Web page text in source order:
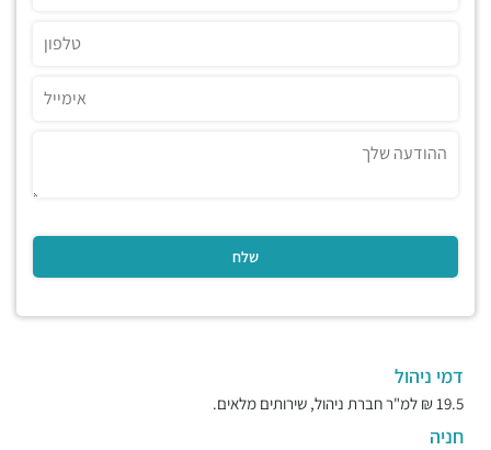
דמי ניהול
19.5 ₪ למ"ר חברת ניהול, שירותים מלאים.
חניה